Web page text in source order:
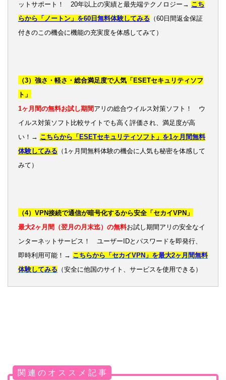
ットサポート！ 20年以上の実績と最先端テクノロジー→ こち
らから「ノートン」を60日無料体験してみる （60日間返金保証
付きのこの機会に機能の充実度を体感してみて）
（3）強さ・軽さ・総合満足度で人気「ESETセキュリティソフ
ト」
1ヶ月間の無料お試し期間 アリの総合ウイルス対策ソフト！ ウ
イルス対策ソフト比較サイトでも高く評価され、満足度が高
い！→ こちらから「ESETセキュリティソフト」を1ヶ月間無料
体験してみる （1ヶ月間無料体験の機会に人気も秘密を体感して
みて）
（4）VPN接続で通信が暗号化するから安全「セカイVPN」
最大2ヶ月間（翌月の月末迄）の無料お試し期間アリの安全なイ
ンターネットサービス！ ユーザーIDとパスワードを即発行、
即時利用可能！→ こちらから「セカイVPN」を最大2ヶ月間無料
体験してみる （安全に他国のサイト、サービスを使用できる）
関 連 の オ ス ス メ 記 事